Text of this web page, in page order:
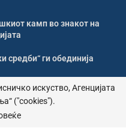
камп во знакот на
средби“ ги обединија
вечер на Музичко-
искуство, Агенцијата
("cookies").